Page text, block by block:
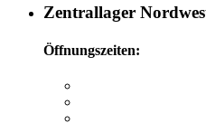
Zentrallager
Öffnungszeiten: